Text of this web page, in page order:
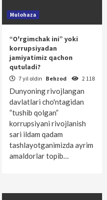
Mulohaza
“O'rgimchak ini” yoki
korrupsiyadan
jamiyatimiz qachon
qutuladi?
7 yil oldin Behzod 2 118
Dunyoning rivojlangan
davlatlari cho'ntagidan
“tushib qolgan”
korrupsiyani rivojlanish
sari ildam qadam
tashlayotganimizda ayrim
amaldorlar topib…